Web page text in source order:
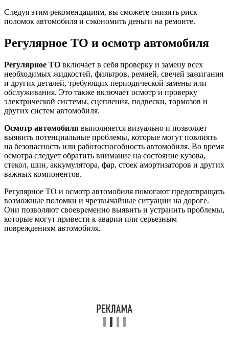
Следуя этим рекомендациям, вы сможете снизить риск
поломок автомобиля и сэкономить деньги на ремонте.
Регулярное ТО и осмотр автомобиля
Регулярное ТО включает в себя проверку и замену всех
необходимых жидкостей, фильтров, ремней, свечей зажигания
и других деталей, требующих периодической замены или
обслуживания. Это также включает осмотр и проверку
электрической системы, сцепления, подвески, тормозов и
других систем автомобиля.
Осмотр автомобиля выполняется визуально и позволяет
выявить потенциальные проблемы, которые могут повлиять
на безопасность или работоспособность автомобиля. Во время
осмотра следует обратить внимание на состояние кузова,
стекол, шин, аккумулятора, фар, стоек амортизаторов и других
важных компонентов.
Регулярное ТО и осмотр автомобиля помогают предотвращать
возможные поломки и чрезвычайные ситуации на дороге.
Они позволяют своевременно выявить и устранить проблемы,
которые могут привести к аварии или серьезным
повреждениям автомобиля.